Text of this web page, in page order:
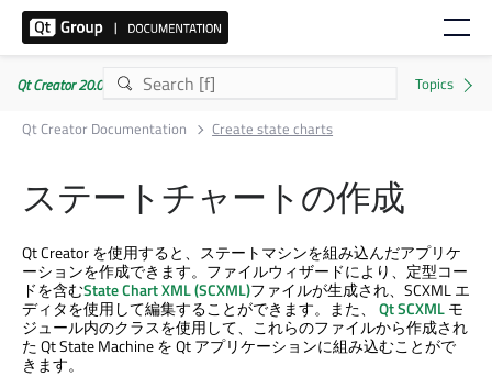
Qt Creator 20.0.1
Qt Creator Documentation
Create state charts
ステートチャートの作成
Qt Creatorを使用すると、ステートマシンを組み込んだアプリケ
ーションを作成できます。ファイルウィザードにより、定型コー
ドを含むState Chart XML (SCXML)ファイルが生成され、SCXML エ
ディタを使用して編集することができます。また、 Qt SCXMLモ
ジュール内のクラスを使用して、これらのファイルから作成され
た Qt State Machine を Qt アプリケーションに組み込むことがで
きます。